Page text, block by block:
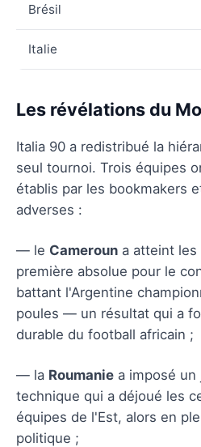
Brésil
Italie
Les révélations du
Italia 90 a redistribué la
seul tournoi. Trois équipes
établis par les bookmakers
adverses :
— le Cameroun a atteint
première absolue pour le
battant l'Argentine
poules — un résultat qui a
durable du football africain ;
— la Roumanie a imposé
technique qui a déjoué les
équipes de l'Est, alors en
politique ;